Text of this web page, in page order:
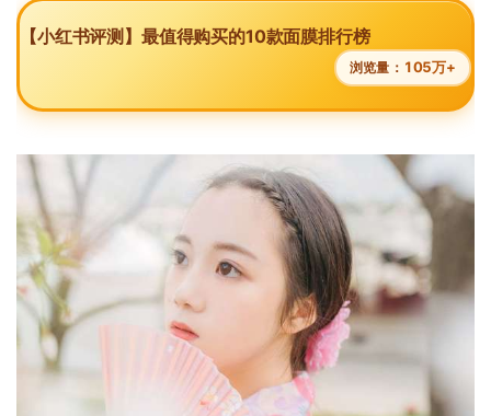
【小红书评测】最值得购买的10款面膜排行榜
浏览量： 105万+